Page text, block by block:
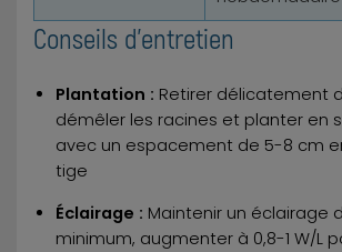
Conseils d'entretien
Plantation : Retirer délicatement
démêler les racines et planter en
avec un espacement de 5-8 cm
tige
Éclairage : Maintenir un éclairage
minimum, augmenter à 0,8-1 W/L